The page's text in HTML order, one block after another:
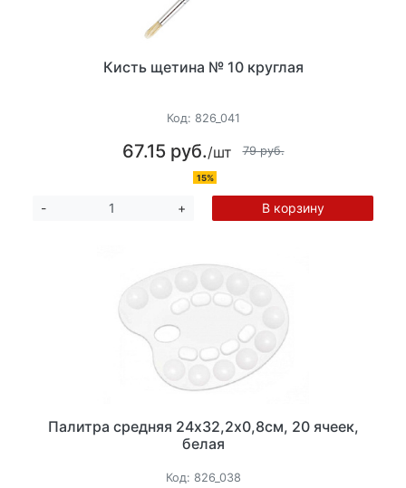
Кисть щетина № 10 круглая
Код: 826_041
67.15 руб./шт 79 руб.
15%
- + В корзину
Палитра средняя 24х32,2х0,8см, 20 ячеек,
белая
Код: 826_038